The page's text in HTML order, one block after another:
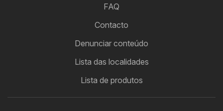
FAQ
Contacto
Denunciar conteúdo
Lista das localidades
Lista de produtos